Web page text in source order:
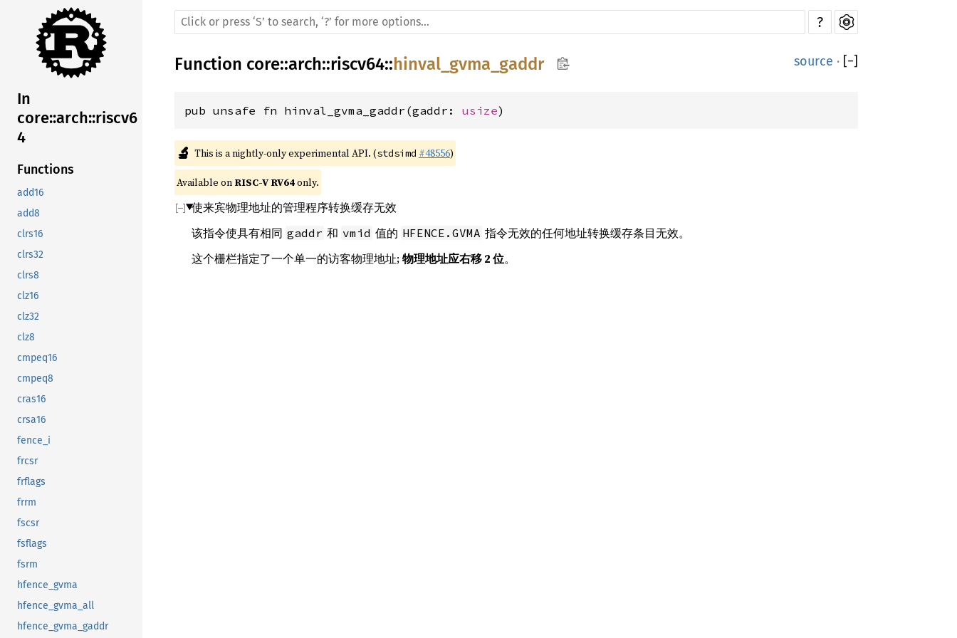
In
core::arch::riscv6
4
Functions
add16
add8
clrs16
clrs32
clrs8
clz16
clz32
clz8
cmpeq16
cmpeq8
cras16
crsa16
fence_i
frcsr
frflags
frrm
fscsr
fsflags
fsrm
hfence_gvma
hfence_gvma_all
hfence_gvma_gaddr
?
Function core::arch::riscv64::hinval_gvma_gaddr source · [−]
pub unsafe fn hinval_gvma_gaddr(gaddr: usize)
🔬 This is a nightly-only experimental API. (stdsimd #48556)
Available on RISC-V RV64 only.
使来宾物理地址的管理程序转换缓存无效
该指令使具有相同 gaddr 和 vmid 值的 HFENCE.GVMA 指令无效的任何地址转换缓存条目无效。
这个栅栏指定了一个单一的访客物理地址;物理地址应右移 2 位。